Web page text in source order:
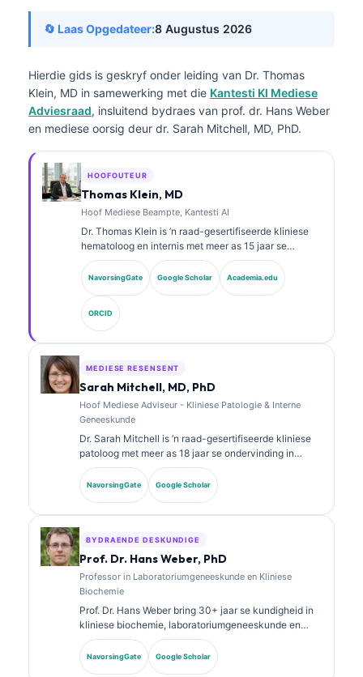
🔄 Laas Opgedateer:8 Augustus 2026
Hierdie gids is geskryf onder leiding van Dr. Thomas
Klein, MD in samewerking met die Kantesti KI Mediese
Adviesraad, insluitend bydraes van prof. dr. Hans Weber
en mediese oorsig deur dr. Sarah Mitchell, MD, PhD.
HOOFOUTEUR
Thomas Klein, MD
Hoof Mediese Beampte, Kantesti AI
Dr. Thomas Klein is ’n raad-gesertifiseerde kliniese
hematoloog en internis met meer as 15 jaar se
ondervinding in laboratoriumgeneeskunde en KI-
ondersteunde kliniese analise. As Hoof Mediese
Beampte by Kantesti AI verskaf hy kliniese toesig oor
die mediese akkuraatheid van die eie neurale
netwerk. Dr. Klein het uitgebreid gepubliseer oor
biomerkeraanpassing en laboratoriumdiagnostiek oor
laboratoriumgeneeskunde-onderwerpe.
NavorsingGate Google Scholar Academia.edu
ORCID
MEDIESE RESENSENT
Sarah Mitchell, MD, PhD
Hoof Mediese Adviseur - Kliniese Patologie & Interne
Geneeskunde
Dr. Sarah Mitchell is ’n raad-gesertifiseerde kliniese
patoloog met meer as 18 jaar se ondervinding in
laboratoriumgeneeskunde en diagnostiese analise.
Sy het spesialissertifisering in kliniese chemie en het
uitgebreid gepubliseer oor biomerkerpanele en
NavorsingGate Google Scholar
BYDRAENDE DESKUNDIGE
Prof. Dr. Hans Weber, PhD
Professor in Laboratoriumgeneeskunde en Kliniese
Biochemie
Prof. Dr. Hans Weber bring 30+ jaar se kundigheid in
kliniese biochemie, laboratoriumgeneeskunde en
biomarker-navorsing. Voormalige President van die
Duitse Vereniging vir Kliniese Chemie, spesialiseer hy
in diagnostiese paneelanalise, biomarker-
NavorsingGate Google Scholar